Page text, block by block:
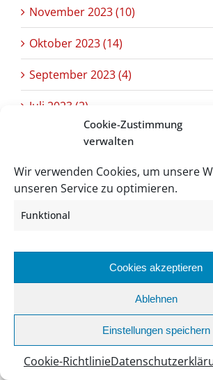
Cookie-Zustimmung
verwalten
Wir verwenden Cookies, um unsere
unseren Service zu optimieren.
Funktional
Cookies akzeptieren
Ablehnen
Einstellungen speichern
Cookie-Richtlinie
November 2023 (10)
Oktober 2023 (14)
September 2023 (4)
Juli 2023 (2)
Juni 2023 (26)
Mai 2023 (11)
Februar 2023 (15)
Dezember 2022 (9)
November 2022 (15)